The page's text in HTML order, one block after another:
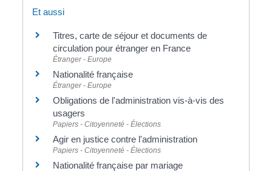
Et aussi
Titres, carte de séjour et documents de
circulation pour étranger en France
Étranger - Europe
Nationalité française
Étranger - Europe
Obligations de l'administration vis-à-vis des
usagers
Papiers - Citoyenneté - Élections
Agir en justice contre l'administration
Papiers - Citoyenneté - Élections
Nationalité française par mariage